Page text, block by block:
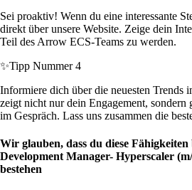
Sei proaktiv! Wenn du eine interessante
direkt über unsere Website. Zeige dein
Teil des Arrow ECS-Teams zu werden.
✨Tipp Nummer 4
Informiere dich über die neuesten Trends
zeigt nicht nur dein Engagement, sondern
im Gespräch. Lass uns zusammen die
Wir glauben, dass du diese
Development Manager- Hyperscaler
bestehen